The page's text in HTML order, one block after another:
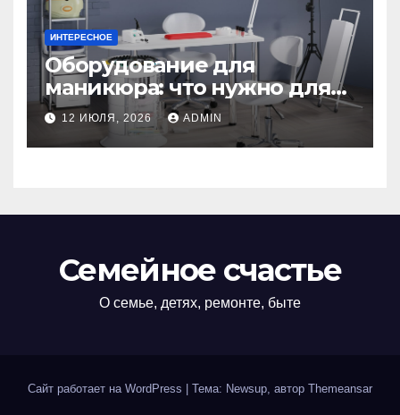
ИНТЕРЕСНОЕ
Оборудование для
маникюра: что нужно для
идеального маникюра
12 ИЮЛЯ, 2026 ADMIN
Семейное счастье
О семье, детях, ремонте, быте
Сайт работает на WordPress Тема: Newsup, автор Themeansar